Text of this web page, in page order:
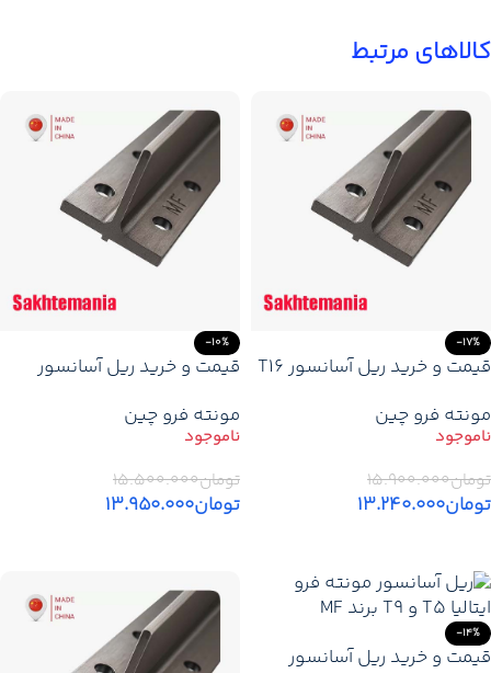
کالاهای مرتبط
-17%
قیمت و خرید ریل آسانسور T16
مونته فرو چین
تومان۱۵.۹۰۰.۰۰۰
تومان۱۳.۲۴۰.۰۰۰
-10%
قیمت و خرید ریل آسانسور
مونته فرو چین
تومان۱۵.۵۰۰.۰۰۰
تومان۱۳.۹۵۰.۰۰۰
-14%
قیمت و خرید ریل آسانسور